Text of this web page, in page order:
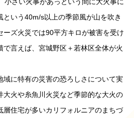
小さい火事があっという間に大火事に
という40m/s以上の季節風が山を吹き
ーズ火災では90平方キロが被害を受け
言えば、宮城野区＋若林区全体が火
域に特有の災害の恐ろしさについて実
大火や糸魚川火災など季節的な大火の
層住宅が多いカリフォルニアのまちづ